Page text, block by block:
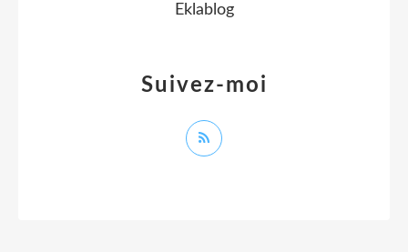
Suivez-moi
Eklablog